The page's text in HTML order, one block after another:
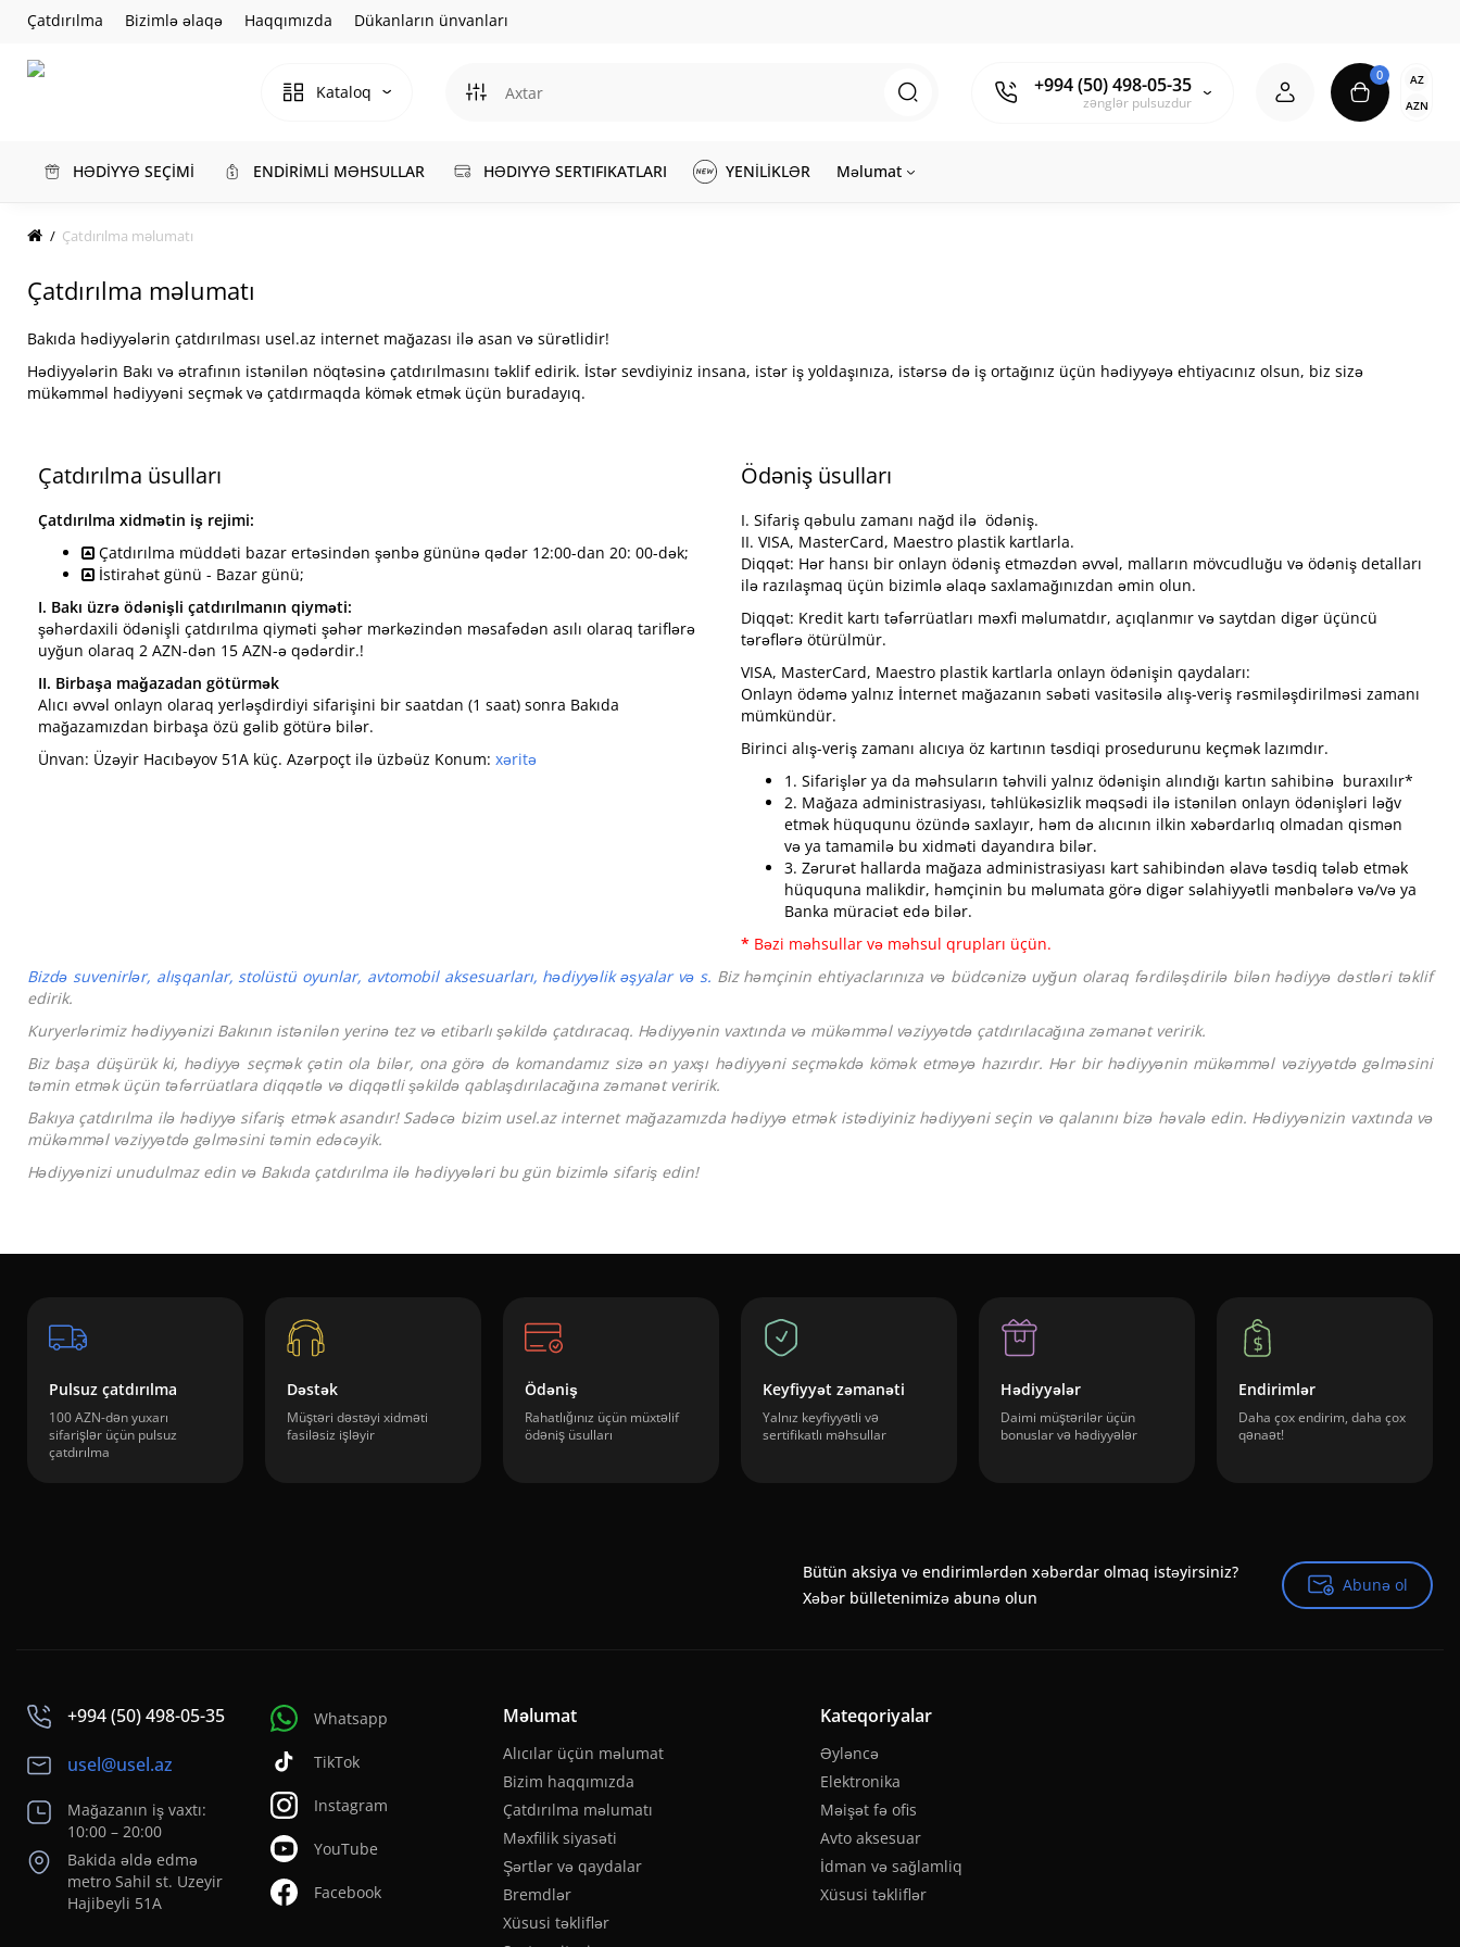
Çatdırılma Bizimlə əlaqə Haqqımızda Dükanların ünvanları
Kataloq +994 (50) 498-05-35
zənglər pulsuzdur
0
AZ
AZN
HƏDİYYƏ SEÇİMİ ENDİRİMLİ MƏHSULLAR HƏDIYYƏ SERTIFIKATLARI YENİLİKLƏR Məlumat
Çatdırılma məlumatı
Çatdırılma məlumatı
Bakıda hədiyyələrin çatdırılması usel.az internet mağazası ilə asan və sürətlidir!
Hədiyyələrin Bakı və ətrafının istənilən nöqtəsinə çatdırılmasını təklif edirik. İstər sevdiyiniz insana, istər iş yoldaşınıza, istərsə də iş ortağınız üçün hədiyyəyə ehtiyacınız olsun, biz sizə
mükəmməl hədiyyəni seçmək və çatdırmaqda kömək etmək üçün buradayıq.
Çatdırılma üsulları
Çatdırılma xidmətin iş rejimi:
Çatdırılma müddəti bazar ertəsindən şənbə gününə qədər 12:00-dan 20: 00-dək;
İstirahət günü - Bazar günü;
I. Bakı üzrə ödənişli çatdırılmanın qiyməti:
şəhərdaxili ödənişli çatdırılma qiyməti şəhər mərkəzindən məsafədən asılı olaraq tariflərə
uyğun olaraq 2 AZN-dən 15 AZN-ə qədərdir.!
II. Birbaşa mağazadan götürmək
Alıcı əvvəl onlayn olaraq yerləşdirdiyi sifarişini bir saatdan (1 saat) sonra Bakıda
mağazamızdan birbaşa özü gəlib götürə bilər.
Ünvan: Üzəyir Hacıbəyov 51A küç. Azərpoçt ilə üzbəüz Konum: xəritə
Ödəniş üsulları
I. Sifariş qəbulu zamanı nağd ilə ödəniş.
II. VISA, MasterCard, Maestro plastik kartlarla.
Diqqət: Hər hansı bir onlayn ödəniş etməzdən əvvəl, malların mövcudluğu və ödəniş detalları
ilə razılaşmaq üçün bizimlə əlaqə saxlamağınızdan əmin olun.
Diqqət: Kredit kartı təfərrüatları məxfi məlumatdır, açıqlanmır və saytdan digər üçüncü
tərəflərə ötürülmür.
VISA, MasterCard, Maestro plastik kartlarla onlayn ödənişin qaydaları:
Onlayn ödəmə yalnız İnternet mağazanın səbəti vasitəsilə alış-veriş rəsmiləşdirilməsi zamanı
mümkündür.
Birinci alış-veriş zamanı alıcıya öz kartının təsdiqi prosedurunu keçmək lazımdır.
1. Sifarişlər ya da məhsuların təhvili yalnız ödənişin alındığı kartın sahibinə buraxılır*
2. Mağaza administrasiyası, təhlükəsizlik məqsədi ilə istənilən onlayn ödənişləri ləğv
etmək hüququnu özündə saxlayır, həm də alıcının ilkin xəbərdarlıq olmadan qismən
və ya tamamilə bu xidməti dayandıra bilər.
3. Zərurət hallarda mağaza administrasiyası kart sahibindən əlavə təsdiq tələb etmək
hüququna malikdir, həmçinin bu məlumata görə digər səlahiyyətli mənbələrə və/və ya
Banka müraciət edə bilər.
* Bəzi məhsullar və məhsul qrupları üçün.
Bizdə suvenirlər, alışqanlar, stolüstü oyunlar, avtomobil aksesuarları, hədiyyəlik əşyalar və s. Biz həmçinin ehtiyaclarınıza və büdcənizə uyğun olaraq fərdiləşdirilə bilən hədiyyə dəstləri təklif
edirik.
Kuryerlərimiz hədiyyənizi Bakının istənilən yerinə tez və etibarlı şəkildə çatdıracaq. Hədiyyənin vaxtında və mükəmməl vəziyyətdə çatdırılacağına zəmanət veririk.
Biz başa düşürük ki, hədiyyə seçmək çətin ola bilər, ona görə də komandamız sizə ən yaxşı hədiyyəni seçməkdə kömək etməyə hazırdır. Hər bir hədiyyənin mükəmməl vəziyyətdə gəlməsini
təmin etmək üçün təfərrüatlara diqqətlə və diqqətli şəkildə qablaşdırılacağına zəmanət veririk.
Bakıya çatdırılma ilə hədiyyə sifariş etmək asandır! Sadəcə bizim usel.az internet mağazamızda hədiyyə etmək istədiyiniz hədiyyəni seçin və qalanını bizə həvalə edin. Hədiyyənizin vaxtında və
mükəmməl vəziyyətdə gəlməsini təmin edəcəyik.
Hədiyyənizi unudulmaz edin və Bakıda çatdırılma ilə hədiyyələri bu gün bizimlə sifariş edin!
Pulsuz çatdırılma
100 AZN-dən yuxarı
sifarişlər üçün pulsuz
çatdırılma
Dəstək
Müştəri dəstəyi xidməti
fasiləsiz işləyir
Ödəniş
Rahatlığınız üçün müxtəlif
ödəniş üsulları
Keyfiyyət zəmanəti
Yalnız keyfiyyətli və
sertifikatlı məhsullar
Hədiyyələr
Daimi müştərilər üçün
bonuslar və hədiyyələr
Endirimlər
Daha çox endirim, daha çox
qənaət!
Bütün aksiya və endirimlərdən xəbərdar olmaq istəyirsiniz?
Xəbər bülletenimizə abunə olun
Abunə ol
Abunə ol
+994 (50) 498-05-35
usel@usel.az
Mağazanın iş vaxtı:
10:00 – 20:00
Bakida əldə edmə
metro Sahil st. Uzeyir
Hajibeyli 51A
Whatsapp
TikTok
Instagram
YouTube
Facebook
Məlumat
Alıcılar üçün məlumat
Bizim haqqımızda
Çatdırılma məlumatı
Məxfilik siyasəti
Şərtlər və qaydalar
Bremdlər
Xüsusi təkliflər
Kateqoriyalar
Əyləncə
Elektronika
Məişət fə ofis
Avto aksesuar
İdman və sağlamliq
Xüsusi təkliflər